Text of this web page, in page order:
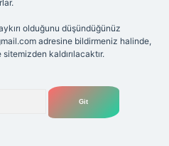
olduğunu düşündüğünüz
adresine bildirmeniz halinde,
kaldırılacaktır.